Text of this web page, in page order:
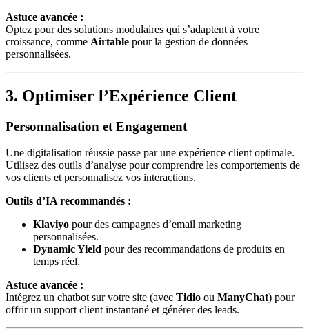
Astuce avancée :
Optez pour des solutions modulaires qui s’adaptent à votre
croissance, comme Airtable pour la gestion de données
personnalisées.
3. Optimiser l’Expérience Client
Personnalisation et Engagement
Une digitalisation réussie passe par une expérience client optimale.
Utilisez des outils d’analyse pour comprendre les comportements de
vos clients et personnalisez vos interactions.
Outils d’IA recommandés :
Klaviyo pour des campagnes d’email marketing
personnalisées.
Dynamic Yield pour des recommandations de produits en
temps réel.
Astuce avancée :
Intégrez un chatbot sur votre site (avec Tidio ou ManyChat) pour
offrir un support client instantané et générer des leads.